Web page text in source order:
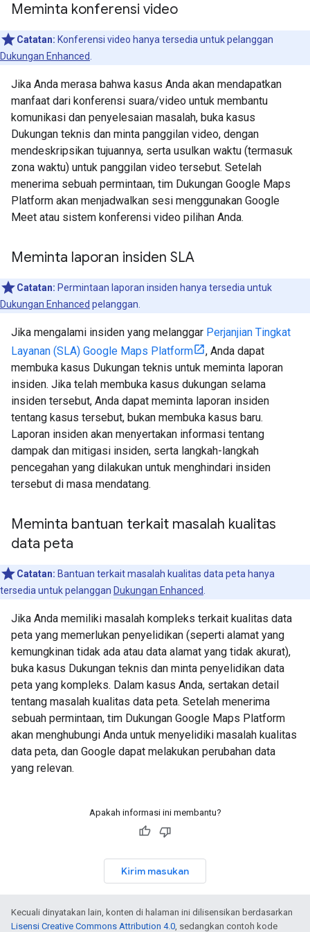
Meminta konferensi video
Catatan: Konferensi video hanya tersedia untuk pelanggan
Dukungan Enhanced
Jika Anda merasa bahwa kasus Anda akan mendapatkan
manfaat dari konferensi suara/video untuk membantu
komunikasi dan penyelesaian masalah, buka kasus
Dukungan teknis dan minta panggilan video, dengan
mendeskripsikan tujuannya, serta usulkan waktu (termasuk
zona waktu) untuk panggilan video tersebut. Setelah
menerima sebuah permintaan, tim Dukungan Google Maps
Platform akan menjadwalkan sesi menggunakan Google
Meet atau sistem konferensi video pilihan Anda.
Meminta laporan insiden SLA
Catatan: Permintaan laporan insiden hanya tersedia untuk
Dukungan Enhanced pelanggan.
Jika mengalami insiden yang melanggar Perjanjian Tingkat
Layanan (SLA) Google Maps Platform
, Anda dapat
membuka kasus Dukungan teknis untuk meminta laporan
insiden. Jika telah membuka kasus dukungan selama
insiden tersebut, Anda dapat meminta laporan insiden
tentang kasus tersebut, bukan membuka kasus baru.
Laporan insiden akan menyertakan informasi tentang
dampak dan mitigasi insiden, serta langkah-langkah
pencegahan yang dilakukan untuk menghindari insiden
tersebut di masa mendatang.
Meminta bantuan terkait masalah kualitas
data peta
Catatan: Bantuan terkait masalah kualitas data peta hanya
tersedia untuk pelanggan Dukungan Enhanced
Jika Anda memiliki masalah kompleks terkait kualitas data
peta yang memerlukan penyelidikan (seperti alamat yang
kemungkinan tidak ada atau data alamat yang tidak akurat),
buka kasus Dukungan teknis dan minta penyelidikan data
peta yang kompleks. Dalam kasus Anda, sertakan detail
tentang masalah kualitas data peta. Setelah menerima
sebuah permintaan, tim Dukungan Google Maps Platform
akan menghubungi Anda untuk menyelidiki masalah kualitas
data peta, dan Google dapat melakukan perubahan data
yang relevan.
Apakah informasi ini membantu?
Kirim masukan
Kecuali dinyatakan lain, konten di halaman ini dilisensikan berdasarkan
Lisensi Creative Commons Attribution 4.0, sedangkan contoh kode